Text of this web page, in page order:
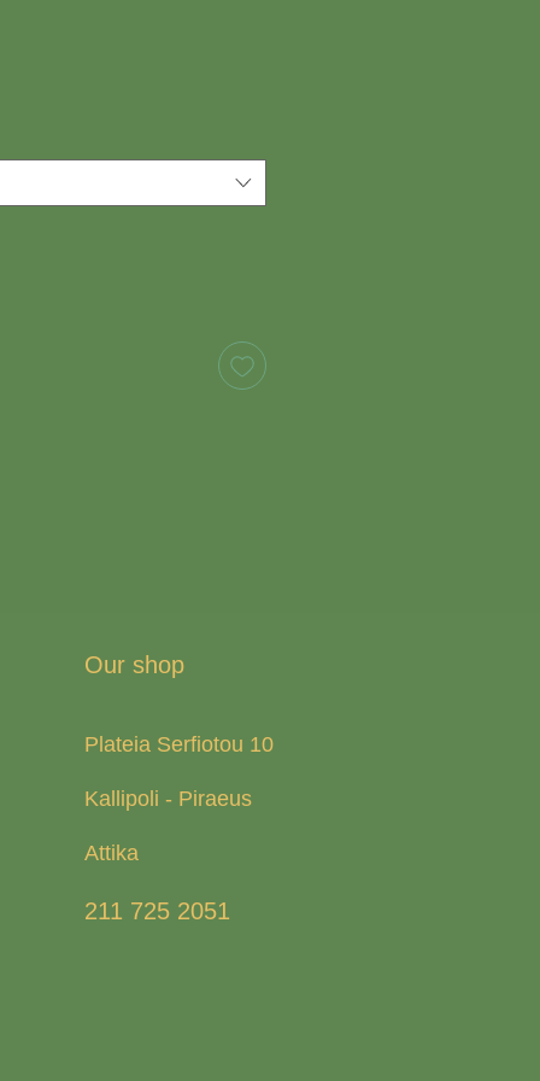
Our shop
Plateia Serfiotou 10
Kallipoli - Piraeus
Attika
211 725 2051